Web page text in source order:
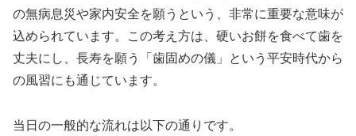
の無病息災や家内安全を願う という、非常に重要な意味が
込められています。この考え方は、硬いお餅を食べて歯を
丈夫にし、長寿を願う「歯固めの儀」という平安時代から
の風習にも通じています。
当日の一般的な流れは以下の通りです。